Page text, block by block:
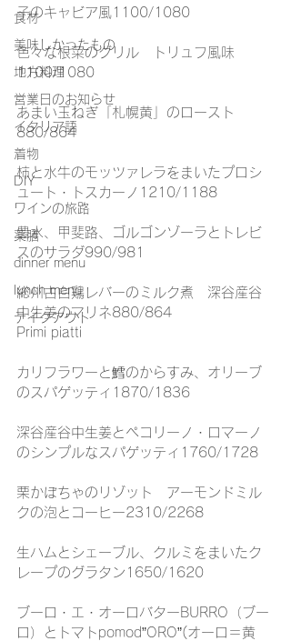
食材
美味しかったもの
地方料理
営業日のお知らせ
イタリア語
着物
DIY
ワインの旅路
薬膳
dinner menu
lunch menu
テイクアウト
子のキャビア風1100/1080
色々な根菜のグリル　トリュフ風味
1100/1080
あまい玉ねぎ「札幌黄」のロースト
880/864
柿と水牛のモッツァレラをまいたプロシ
ュート・トスカーノ1210/1188
豊水、甲斐路、ゴルゴンゾーラとトレビ
スのサラダ990/981
総州古白鶏レバーのミルク煮　深谷産谷
中生姜のマリネ880/864
Primi piatti
カリフラワーと鱈のからすみ、オリーブ
のスパゲッティ1870/1836
深谷産谷中生姜とペコリーノ・ロマーノ
のシンプルなスパゲッティ1760/1728
栗かぼちゃのリゾット　アーモンドミル
クの泡とコーヒー2310/2268
生ハムとシェーブル、クルミをまいたク
レープのグラタン1650/1620
ブーロ・エ・オーロバターBURRO（ブー
ロ）とトマトpomod”ORO”(オーロ＝黄